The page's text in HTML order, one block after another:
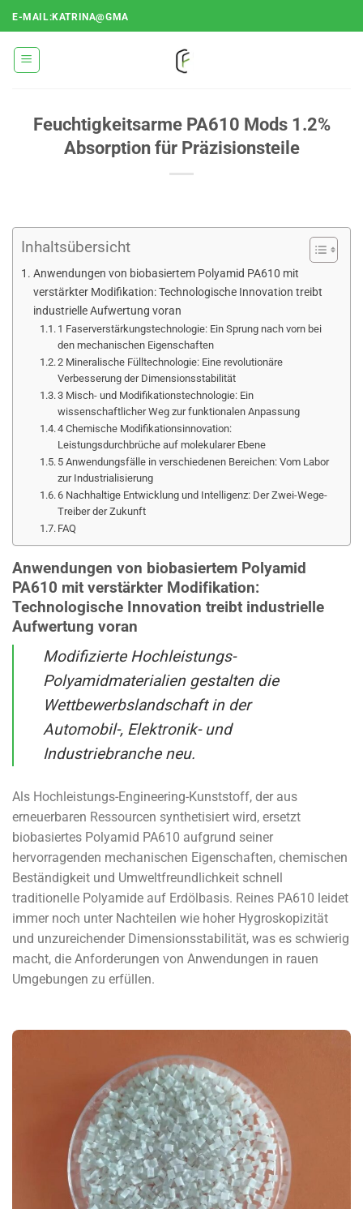
Zum
Inhalt
springen
E-MAIL:KATRINA@GMA
Feuchtigkeitsarme PA610 Mods 1.2%
Absorption für Präzisionsteile
Inhaltsübersicht
Anwendungen von biobasiertem Polyamid PA610 mit
verstärkter Modifikation: Technologische Innovation treibt
industrielle Aufwertung voran
1 Faserverstärkungstechnologie: Ein Sprung nach vorn bei
den mechanischen Eigenschaften
2 Mineralische Fülltechnologie: Eine revolutionäre
Verbesserung der Dimensionsstabilität
3 Misch- und Modifikationstechnologie: Ein
wissenschaftlicher Weg zur funktionalen Anpassung
4 Chemische Modifikationsinnovation:
Leistungsdurchbrüche auf molekularer Ebene
5 Anwendungsfälle in verschiedenen Bereichen: Vom Labor
zur Industrialisierung
6 Nachhaltige Entwicklung und Intelligenz: Der Zwei-Wege-
Treiber der Zukunft
FAQ
Anwendungen von biobasiertem Polyamid
PA610 mit verstärkter Modifikation:
Technologische Innovation treibt industrielle
Aufwertung voran
Modifizierte Hochleistungs-
Polyamidmaterialien gestalten die
Wettbewerbslandschaft in der
Automobil-, Elektronik- und
Industriebranche neu.
Als Hochleistungs-Engineering-Kunststoff, der aus
erneuerbaren Ressourcen synthetisiert wird, ersetzt
biobasiertes Polyamid PA610 aufgrund seiner
hervorragenden mechanischen Eigenschaften, chemischen
Beständigkeit und Umweltfreundlichkeit schnell
traditionelle Polyamide auf Erdölbasis. Reines PA610 leidet
immer noch unter Nachteilen wie hoher Hygroskopizität
und unzureichender Dimensionsstabilität, was es schwierig
macht, die Anforderungen von Anwendungen in rauen
Umgebungen zu erfüllen.